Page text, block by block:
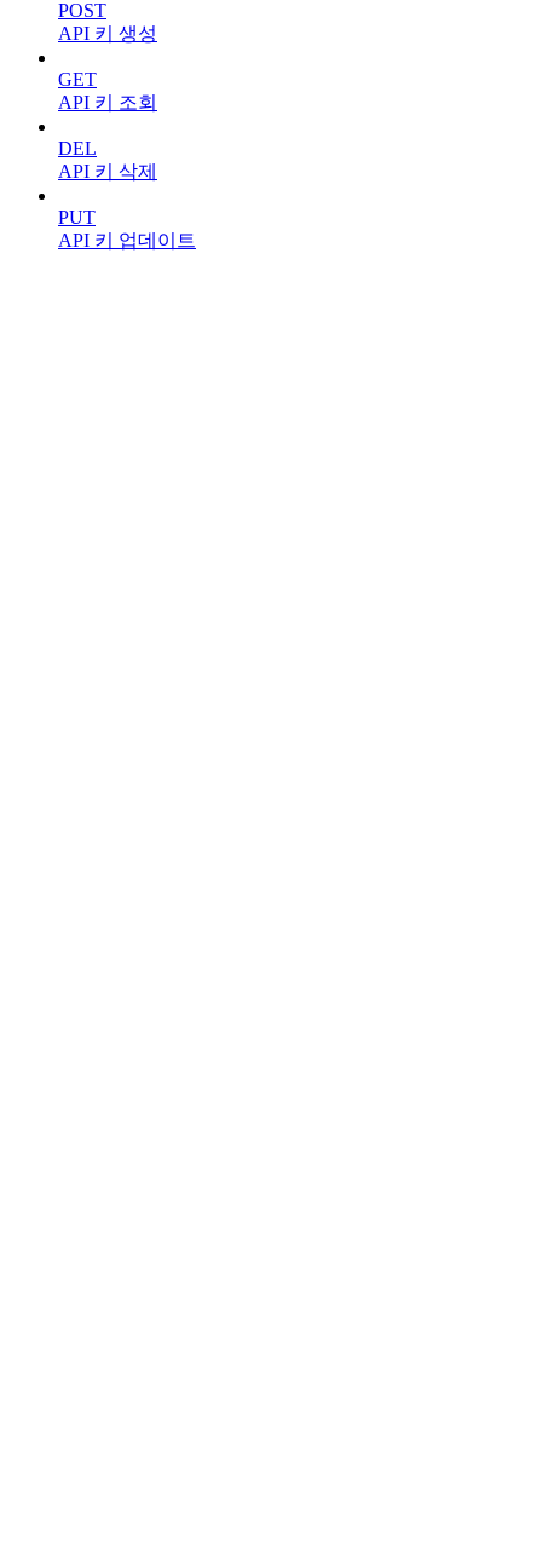
POST
API 키 생성
GET
API 키 조회
DEL
API 키 삭제
PUT
API 키 업데이트